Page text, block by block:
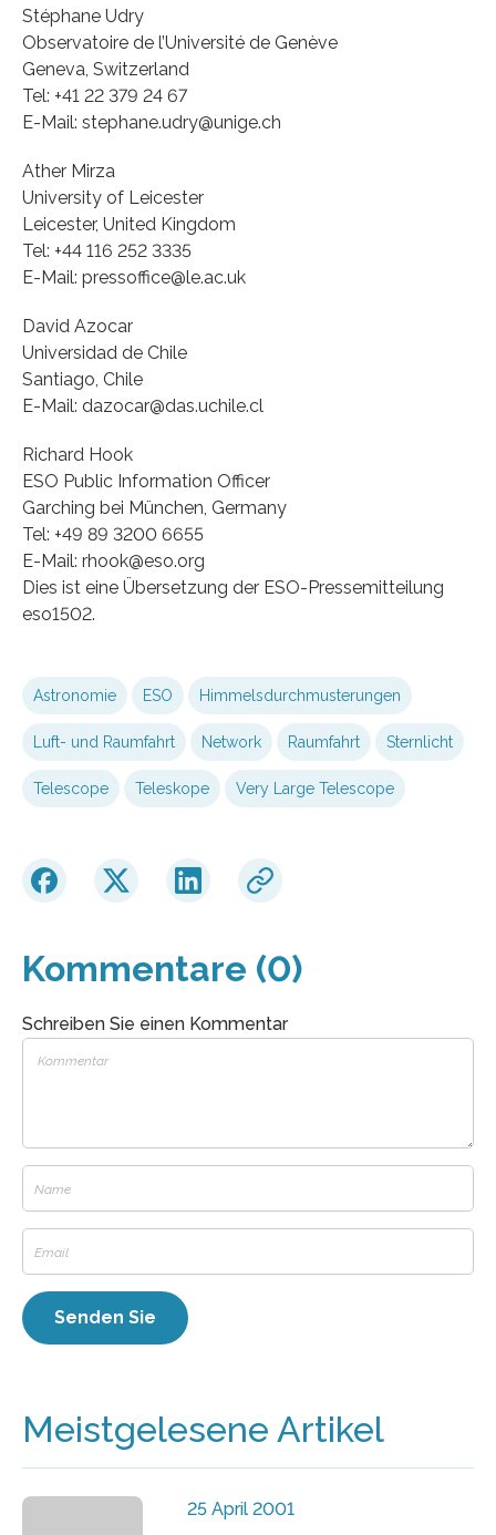
Stéphane Udry
Observatoire de l’Université de Genève
Geneva, Switzerland
Tel: +41 22 379 24 67
E-Mail: stephane.udry@unige.ch
Ather Mirza
University of Leicester
Leicester, United Kingdom
Tel: +44 116 252 3335
E-Mail: pressoffice@le.ac.uk
David Azocar
Universidad de Chile
Santiago, Chile
E-Mail: dazocar@das.uchile.cl
Richard Hook
ESO Public Information Officer
Garching bei München, Germany
Tel: +49 89 3200 6655
E-Mail: rhook@eso.org
Dies ist eine Übersetzung der ESO-Pressemitteilung
eso1502.
Astronomie ESO Himmelsdurchmusterungen
Luft- und Raumfahrt Network Raumfahrt Sternlicht
Telescope Teleskope Very Large Telescope
Kommentare (0)
Schreiben Sie einen Kommentar
Meistgelesene Artikel
25 April 2001